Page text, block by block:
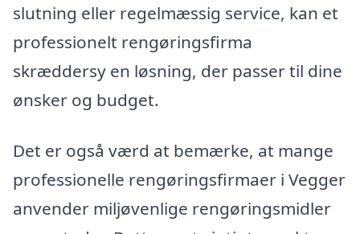
slutning eller regelmæssig service, kan et
professionelt rengøringsfirma
skræddersy en løsning, der passer til dine
ønsker og budget.
Det er også værd at bemærke, at mange
professionelle rengøringsfirmaer i Vegger
anvender miljøvenlige rengøringsmidler